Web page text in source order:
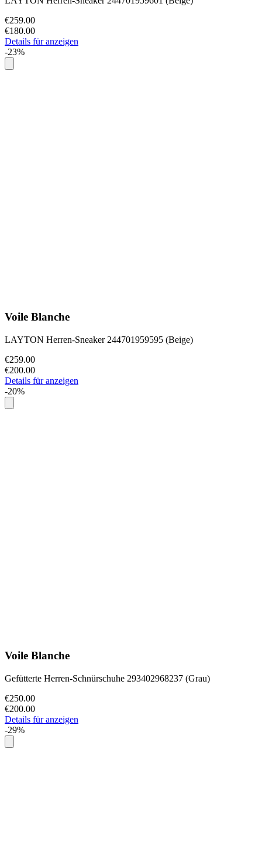
€259.00
€180.00
Details für anzeigen
-23%
Voile Blanche
LAYTON Herren-Sneaker 244701959595 (Beige)
€259.00
€200.00
Details für anzeigen
-20%
Voile Blanche
Gefütterte Herren-Schnürschuhe 293402968237 (Grau)
€250.00
€200.00
Details für anzeigen
-29%